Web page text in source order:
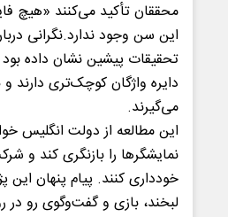
محققان تأکید می‌کنند «هیچ
این سن وجود ندارد.نگرانی
تحقیقات پیشین نشان داده
دایره واژگان کوچک‌تری دارند
می‌گیرند.
این مطالعه از دولت انگلیس
نمایشگرها را بازنگری کند و
خودداری کنند. پیام پنهان
لبخند، بازی و گفت‌وگوی رو در